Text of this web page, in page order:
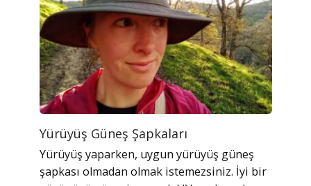
Yürüyüş Güneş Şapkaları
Yürüyüş yaparken, uygun yürüyüş güneş
şapkası olmadan olmak istemezsiniz. İyi bir